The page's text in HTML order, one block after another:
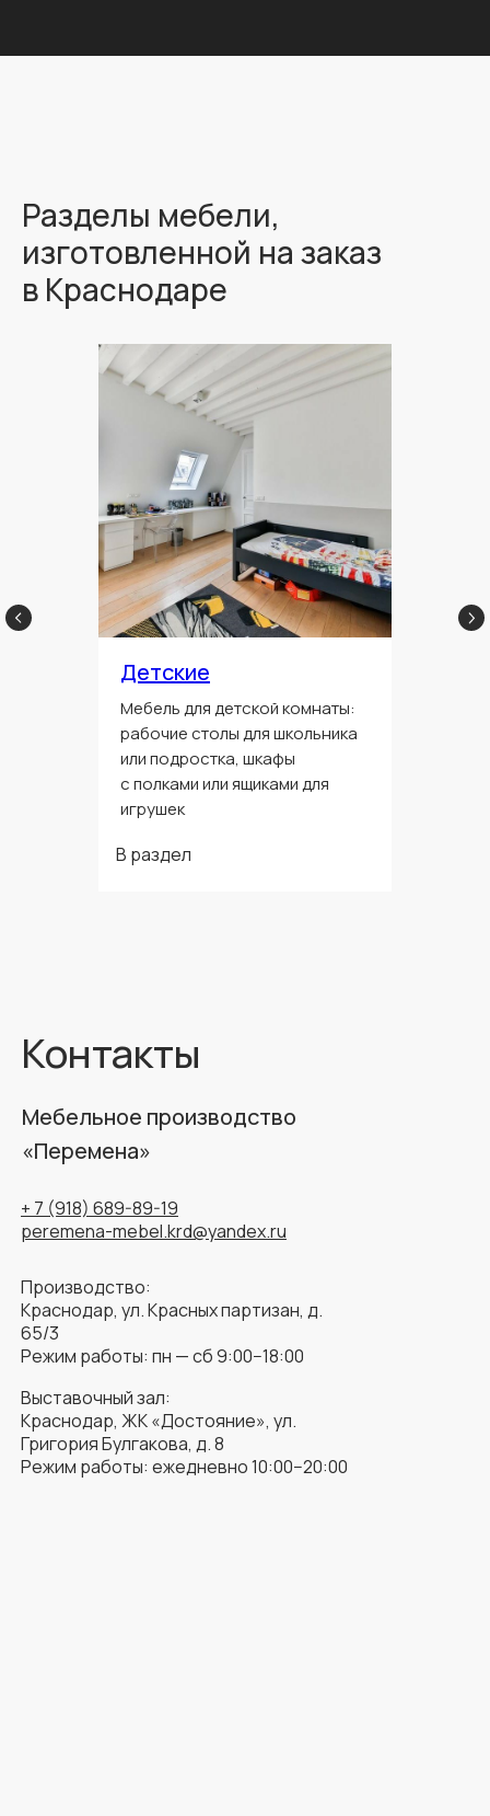
Разделы мебели,
изготовленной на заказ
в Краснодаре
Детские
Мебель для детской комнаты:
рабочие столы для школьника
или подростка, шкафы
с полками или ящиками для
игрушек
В раздел
Контакты
Производство:
Краснодар, ул. Красных партизан, д.
65/3
Режим работы: пн — сб 9:00−18:00
Выставочный зал:
Краснодар, ЖК «Достояние», ул.
Григория Булгакова, д. 8
Режим работы: ежедневно 10:00−20:00
Мебельное производство
«Перемена»
+ 7 (918) 689-89-19
peremena-mebel.krd@yandex.ru